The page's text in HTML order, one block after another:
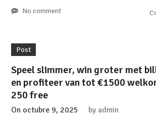
No comment
Post
Speel slimmer, win groter met
en profiteer van tot €1500
250 free
On octubre 9, 2025 by admin